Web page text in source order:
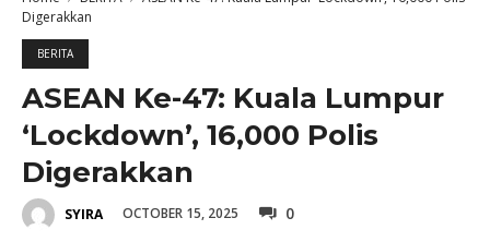
Digerakkan
BERITA
ASEAN Ke-47: Kuala Lumpur
‘Lockdown’, 16,000 Polis
Digerakkan
SYIRA OCTOBER 15, 2025 0